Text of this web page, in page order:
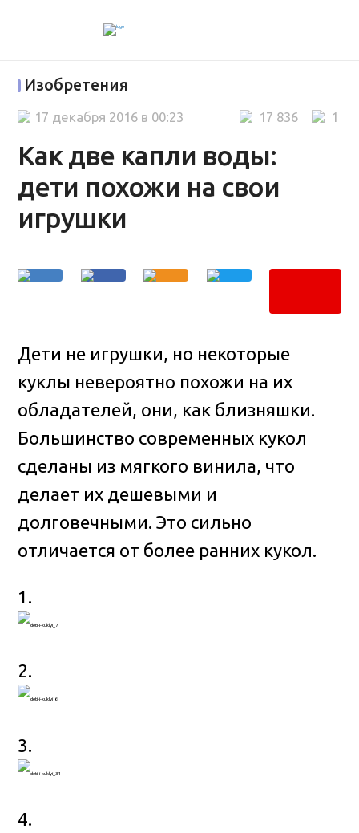
Изобретения
Как две капли воды:
дети похожи на свои
игрушки
1
17 836
17 декабря 2016 в 00:23
Дети не игрушки, но некоторые
куклы невероятно похожи на их
обладателей, они, как близняшки.
Большинство современных кукол
сделаны из мягкого винила, что
делает их дешевыми и
долговечными. Это сильно
отличается от более ранних кукол.
1.
2.
3.
4.